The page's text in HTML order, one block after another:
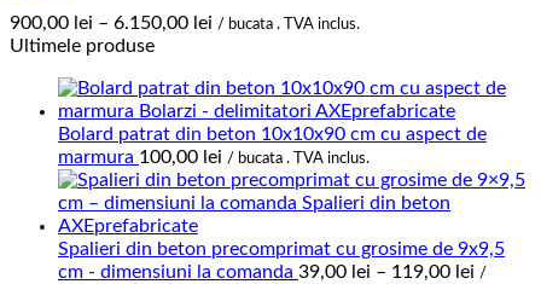
900,00 lei – 6.150,00 lei Interval
900,00 lei
până
la
6.150,00 lei
/ bucata . TVA inclus.
Ultimele produse
Bolard patrat din beton 10x10x90 cm cu aspect de
marmura 100,00 lei / bucata . TVA inclus.
Spalieri din beton precomprimat cu grosime de 9x9,5
cm - dimensiuni la comanda 39,00 lei – 119,00 lei Interval
/